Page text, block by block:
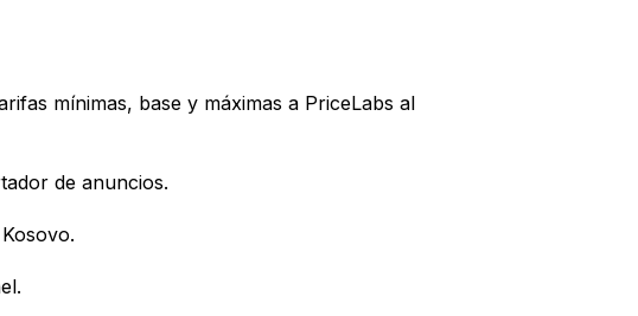
mínimas, base y máximas a PriceLabs al
de anuncios.